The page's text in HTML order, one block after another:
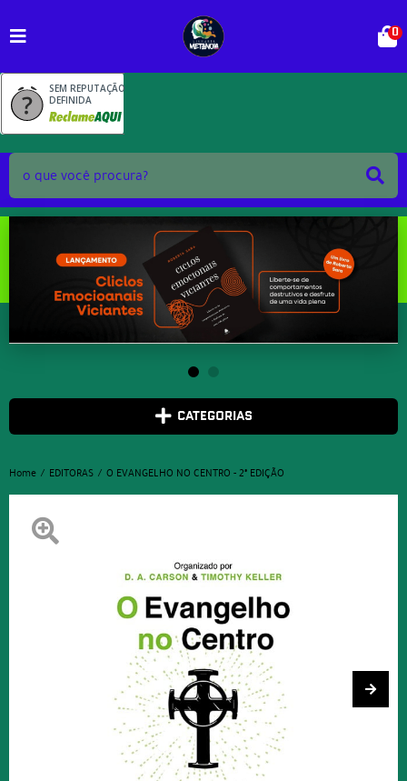
SEM REPUTAÇÃO
DEFINIDA
0
CATEGORIAS
Home EDITORAS O EVANGELHO NO CENTRO - 2ª EDIÇÃO